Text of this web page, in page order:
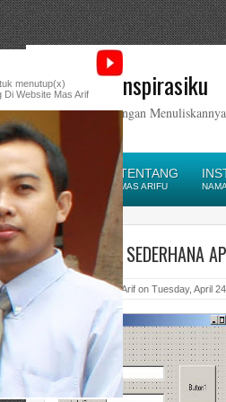
Catatan Inspirasiku
Ikatlah Ilmu dengan Menuliskannya
HOME
HOMEPAGE
TENTANG
MAS ARIFU
PROGRAM SEDERHANA
Posted by Mas Arif on Tuesday, April
menutup(x)
Di Website Mas Arif